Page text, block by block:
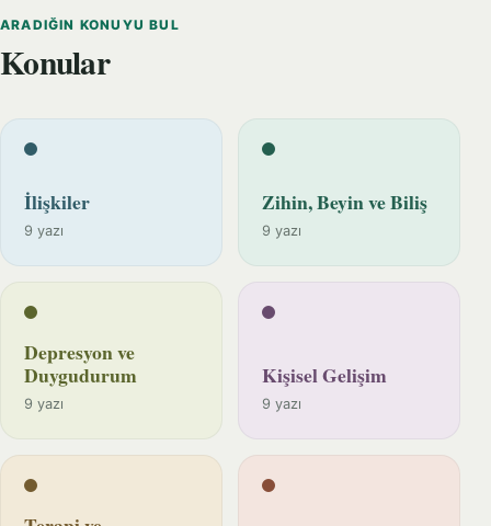
ARADIĞIN KONUYU BUL
Konular
İlişkiler
9 yazı
Zihin, Beyin ve Biliş
9 yazı
Depresyon ve
Duygudurum
9 yazı
Kişisel Gelişim
9 yazı